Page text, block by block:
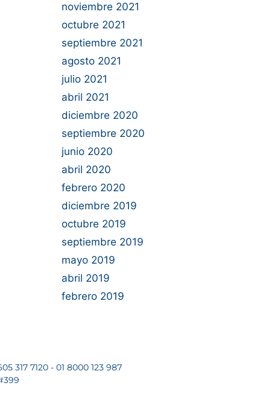
noviembre 2021
octubre 2021
septiembre 2021
agosto 2021
julio 2021
abril 2021
diciembre 2020
septiembre 2020
junio 2020
abril 2020
febrero 2020
diciembre 2019
octubre 2019
septiembre 2019
mayo 2019
abril 2019
febrero 2019
317 7120 - 01 8000 123 987